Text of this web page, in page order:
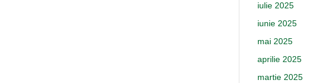
iulie 2025
iunie 2025
mai 2025
aprilie 2025
martie 2025